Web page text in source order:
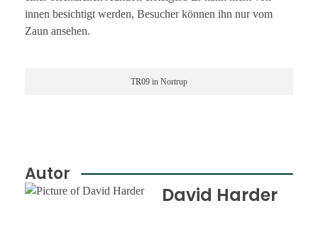
innen besichtigt werden, Besucher können ihn nur vom
Zaun ansehen.
TR09 in Nortrup
Autor
David Harder